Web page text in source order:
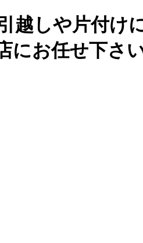
越しや片付け
にお任せ下さい